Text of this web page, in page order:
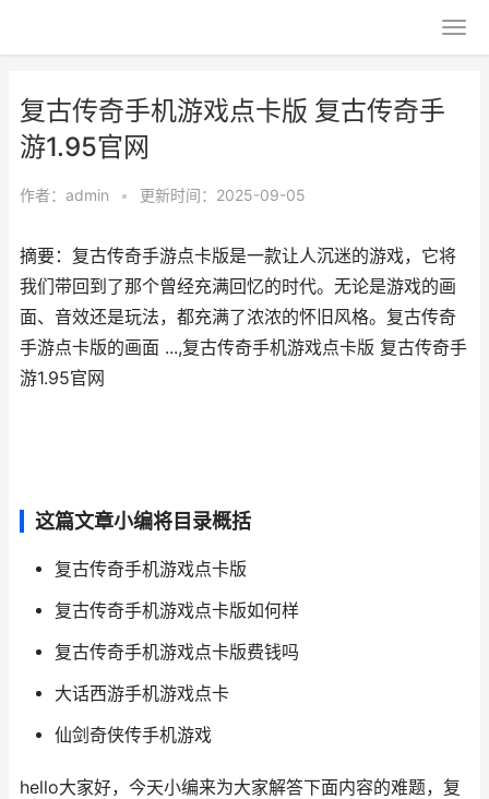
复古传奇手机游戏点卡版 复古传奇手
游1.95官网
作者： admin • 更新时间：2025-09-05
摘要：复古传奇手游点卡版是一款让人沉迷的游戏，它将
我们带回到了那个曾经充满回忆的时代。无论是游戏的画
面、音效还是玩法，都充满了浓浓的怀旧风格。复古传奇
手游点卡版的画面 ...,复古传奇手机游戏点卡版 复古传奇手
游1.95官网
这篇文章小编将目录概括
复古传奇手机游戏点卡版
复古传奇手机游戏点卡版如何样
复古传奇手机游戏点卡版费钱吗
大话西游手机游戏点卡
仙剑奇侠传手机游戏
hello大家好，今天小编来为大家解答下面内容的难题，复